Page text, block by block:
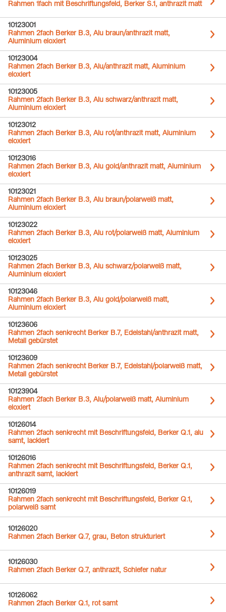
Rahmen 1fach mit Beschriftungsfeld, Berker S.1, anthrazit matt
10123001
Rahmen 2fach Berker B.3, Alu braun/anthrazit matt,
Aluminium eloxiert
10123004
Rahmen 2fach Berker B.3, Alu/anthrazit matt, Aluminium
eloxiert
10123005
Rahmen 2fach Berker B.3, Alu schwarz/anthrazit matt,
Aluminium eloxiert
10123012
Rahmen 2fach Berker B.3, Alu rot/anthrazit matt, Aluminium
eloxiert
10123016
Rahmen 2fach Berker B.3, Alu gold/anthrazit matt, Aluminium
eloxiert
10123021
Rahmen 2fach Berker B.3, Alu braun/polarweiß matt,
Aluminium eloxiert
10123022
Rahmen 2fach Berker B.3, Alu rot/polarweiß matt, Aluminium
eloxiert
10123025
Rahmen 2fach Berker B.3, Alu schwarz/polarweiß matt,
Aluminium eloxiert
10123046
Rahmen 2fach Berker B.3, Alu gold/polarweiß matt,
Aluminium eloxiert
10123606
Rahmen 2fach senkrecht Berker B.7, Edelstahl/anthrazit matt,
Metall gebürstet
10123609
Rahmen 2fach senkrecht Berker B.7, Edelstahl/polarweiß matt,
Metall gebürstet
10123904
Rahmen 2fach Berker B.3, Alu/polarweiß matt, Aluminium
eloxiert
10126014
Rahmen 2fach senkrecht mit Beschriftungsfeld, Berker Q.1, alu
samt, lackiert
10126016
Rahmen 2fach senkrecht mit Beschriftungsfeld, Berker Q.1,
anthrazit samt, lackiert
10126019
Rahmen 2fach senkrecht mit Beschriftungsfeld, Berker Q.1,
polarweiß samt
10126020
Rahmen 2fach Berker Q.7, grau, Beton strukturiert
10126030
Rahmen 2fach Berker Q.7, anthrazit, Schiefer natur
10126062
Rahmen 2fach Berker Q.1, rot samt